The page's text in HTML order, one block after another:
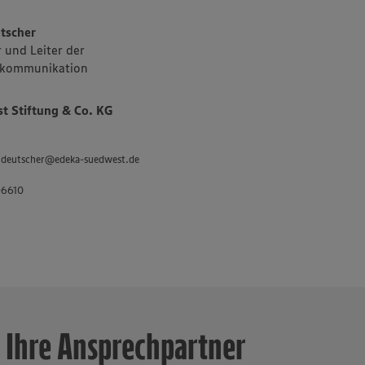
den Süden
und
Sortiments
des
3.400
und Leiter der
Stiftung & Co. KG
suedwest.de
Ihre Ansprechpartner